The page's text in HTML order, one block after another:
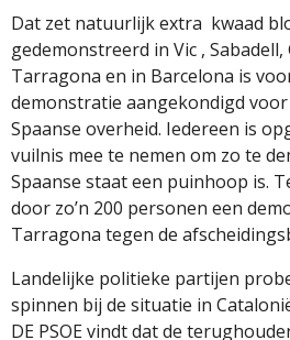
Dat zet natuurlijk extra kwaad
gedemonstreerd in Vic , Sabadell,
Tarragona en in Barcelona is
demonstratie aangekondigd
Spaanse overheid. Iedereen is
vuilnis mee te nemen om zo te
Spaanse staat een puinhoop is.
door zo’n 200 personen een
Tarragona tegen de
Landelijke politieke partijen
spinnen bij de situatie in
DE PSOE vindt dat de